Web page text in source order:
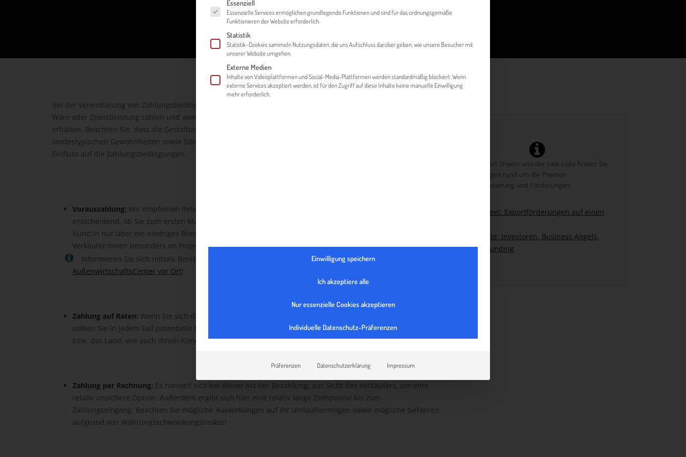
Bei der Vereinbarung von Zahlungsbedingungen wird festgelegt, auf welche Weise Ihre Kund:innen für eine
Ware oder Dienstleistung zahlen und wann, wie und wo diese im Gegenzug die Ware oder Dienstleistung
erhalten. Beachten Sie, dass die Gestaltung dieser Bedingungen oftmals von lokalen Gegebenheiten und
landestypischen Gewohnheiten sowie Sitten abhängig ist. Darüber hinaus hat natürlich Ihre Stellung am Markt
Einfluss auf die Zahlungsbedingungen.
Vorauszahlung: Wir empfehlen Ihnen die Bezahlung per Vorauskasse als „Exportgebot“. Hier ist vor allem
entscheidend, ob Sie zum ersten Mal mit einem/r Kund:in ein Geschäft abschließen und/oder ob Ihr/e
Kund:in nur über ein niedriges Bonitätsrating verfügt. Oftmals einigen sich Käufer:innen und
Verkäufer:innen besonders im Projektgeschäft auf Teilzahlungen des Rechnungsbetrages.
Informieren Sie sich mittels Bonitätsprüfung vorab über Ihre Kund:nnen, z. B. über das jeweilige
AußenwirtschaftsCenter vor Ort!
Zahlung auf Raten: Wenn Sie sich dazu entscheiden, Ihren Kund:innen die Zahlung auf Kredit anzubieten,
sollten Sie in jedem Fall potentielle Risiken in Bezug auf das Zahlungsausfallsrisiko, den jeweiligen Markt,
bzw. das Land, wie auch ihre/n Kund:in abwägen.
Zahlung per Rechnung: Es handelt sich bei dieser Art der Bezahlung, aus Sicht des Verkäufers, um eine
relativ unsichere Option. Außerdem ergibt sich hier eine relativ lange Zeitspanne bis zum
Zahlungseingang. Beachten Sie mögliche Auswirkungen auf Ihr Umlaufvermögen sowie mögliche Gefahren
aufgrund von Währungsschwankungsrisikos!
In diesen Fact Sheets und der Link-Liste finden Sie
Hilfestellungen rund um die Themen
Exportfinanzierung und Förderungen:
Fact Sheet: Exportförderungen auf einen
Link-Liste: Investoren, Business Angels,
Crowdfunding
Essenziell
Essenzielle Services ermöglichen grundlegende Funktionen und sind für das ordnungsgemäße
Funktionieren der Website erforderlich.
Statistik
Statistik-Cookies sammeln Nutzungsdaten, die uns Aufschluss darüber geben, wie unsere Besucher mit
unserer Website umgehen.
Externe Medien
Inhalte von Videoplattformen und Social-Media-Plattformen werden standardmäßig blockiert. Wenn
externe Services akzeptiert werden, ist für den Zugriff auf diese Inhalte keine manuelle Einwilligung
mehr erforderlich.
Einwilligung speichern
Ich akzeptiere alle
Nur essenzielle Cookies akzeptieren
Individuelle Datenschutz-Präferenzen
Präferenzen Datenschutzerklärung Impressum